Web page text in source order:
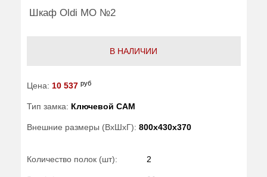
Шкаф Oldi МО №2
В НАЛИЧИИ
Цена: 10 537 руб
Тип замка: Ключевой САМ
Внешние размеры (ВхШхГ): 800x430x370
Количество полок (шт): 2